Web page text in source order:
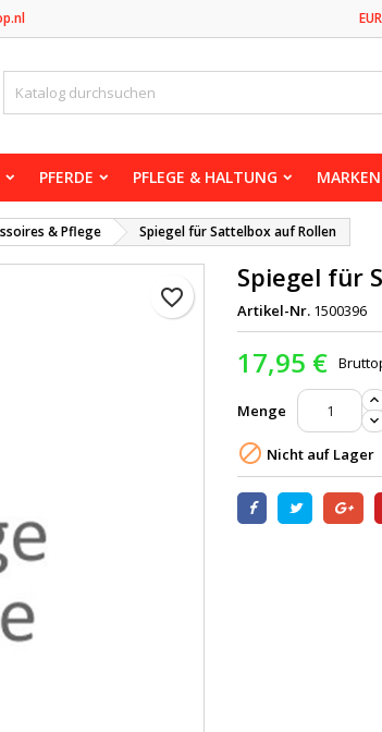
PFERDE PFLEGE & HALTUNG MARKEN
& Pflege Spiegel für Sattelbox auf Rollen
favorite_border
Spiegel für
Artikel-Nr. 1500396
17,95 €
Menge
 Nicht auf Lager